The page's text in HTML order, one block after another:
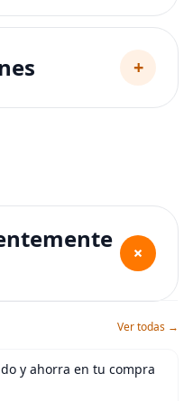
+
+
Ver todas →
y ahorra en tu compra